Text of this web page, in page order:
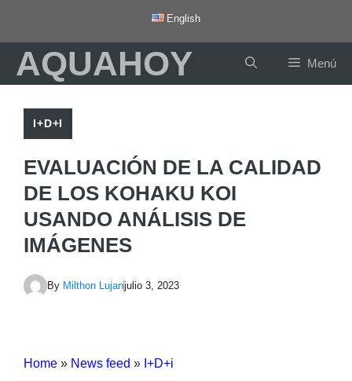
contenido
English
AQUAHOY Menú
I+D+I
EVALUACIÓN DE LA CALIDAD
DE LOS KOHAKU KOI
USANDO ANÁLISIS DE
IMÁGENES
By Milthon Lujanjulio 3, 2023
Home » News feed » I+D+i